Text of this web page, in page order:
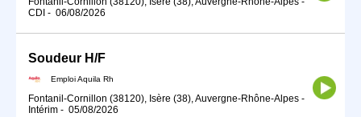
CDI - 06/08/2026
Soudeur H/F
Emploi Aquila Rh
Fontanil-Cornillon (38120), Isère (38), Auvergne-Rhône-Alpes -
Intérim - 05/08/2026